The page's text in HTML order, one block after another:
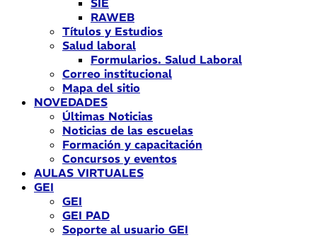
SIE
RAWEB
Títulos y Estudios
Salud laboral
Formularios. Salud Laboral
Correo institucional
Mapa del sitio
NOVEDADES
Últimas Noticias
Noticias de las escuelas
Formación y capacitación
Concursos y eventos
AULAS VIRTUALES
GEI
GEI
GEI PAD
Soporte al usuario GEI